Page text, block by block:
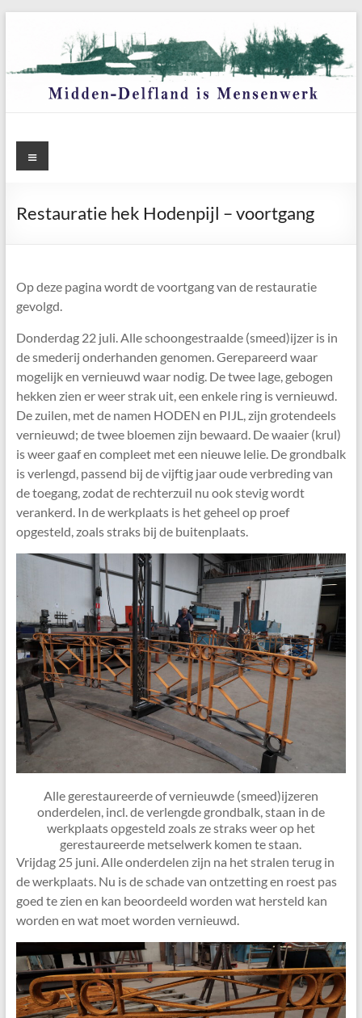
inhoud
Menu
Restauratie hek Hodenpijl – voortgang
Op deze pagina wordt de voortgang van de restauratie
gevolgd.
Donderdag 22 juli. Alle schoongestraalde (smeed)ijzer is in
de smederij onderhanden genomen. Gerepareerd waar
mogelijk en vernieuwd waar nodig. De twee lage, gebogen
hekken zien er weer strak uit, een enkele ring is vernieuwd.
De zuilen, met de namen HODEN en PIJL, zijn grotendeels
vernieuwd; de twee bloemen zijn bewaard. De waaier (krul)
is weer gaaf en compleet met een nieuwe lelie. De grondbalk
is verlengd, passend bij de vijftig jaar oude verbreding van
de toegang, zodat de rechterzuil nu ook stevig wordt
verankerd. In de werkplaats is het geheel op proef
opgesteld, zoals straks bij de buitenplaats.
Alle gerestaureerde of vernieuwde (smeed)ijzeren
onderdelen, incl. de verlengde grondbalk, staan in de
werkplaats opgesteld zoals ze straks weer op het
gerestaureerde metselwerk komen te staan.
Vrijdag 25 juni. Alle onderdelen zijn na het stralen terug in
de werkplaats. Nu is de schade van ontzetting en roest pas
goed te zien en kan beoordeeld worden wat hersteld kan
worden en wat moet worden vernieuwd.